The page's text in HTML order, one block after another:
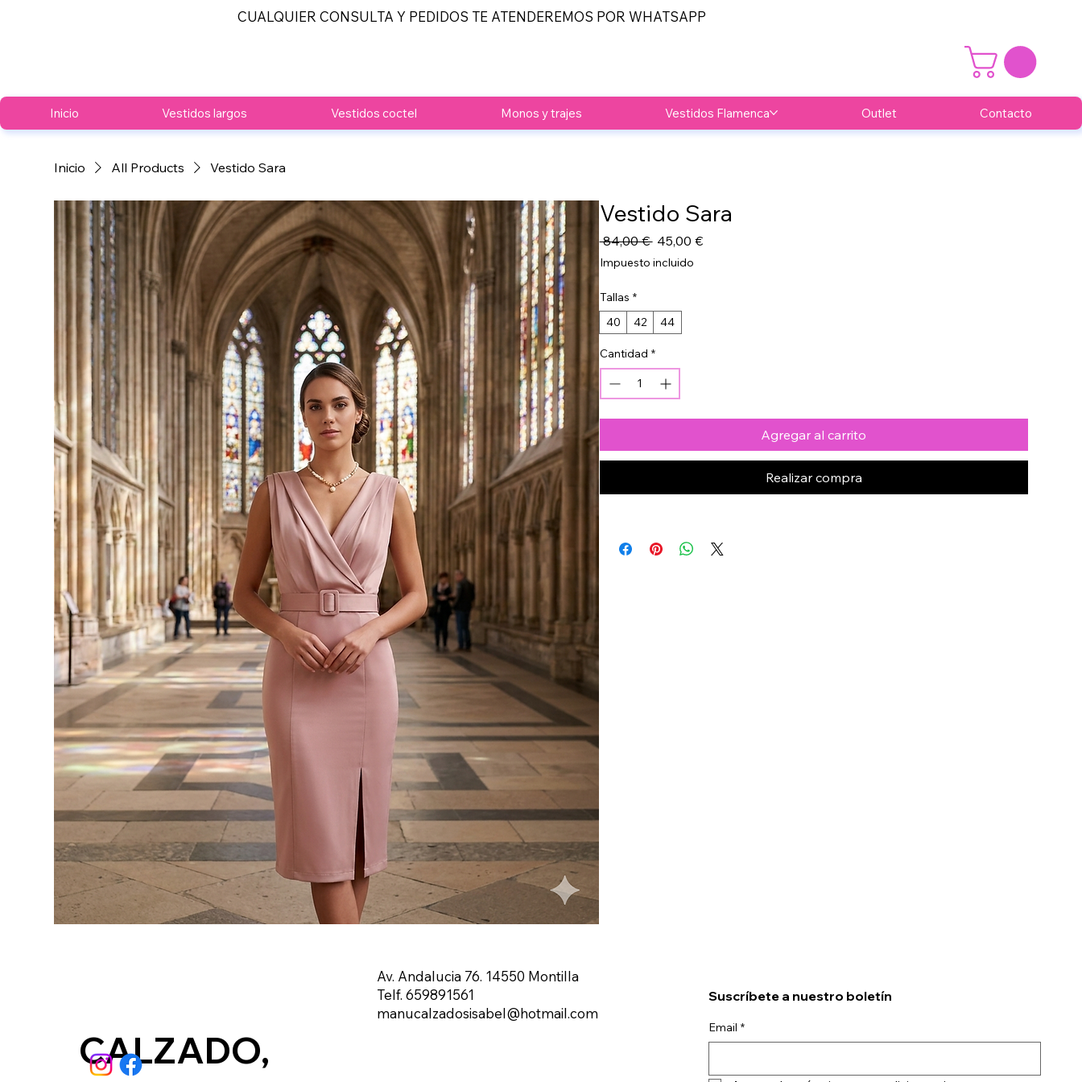
CUALQUIER CONSULTA Y PEDIDOS TE ATENDEREMOS POR WHATSAPP
Inicio Vestidos largos Vestidos coctel Monos y trajes Vestidos Flamenca Outlet Contacto
Inicio All Products Vestido Sara
Vestido Sara
84,00 € Precio
45,00 €Precio
Impuesto incluido
Tallas *
40
42 44
Cantidad *
Agregar al carrito
Realizar compra
CALZADO,
Av. Andalucia 76. 14550 Montilla
Telf. 659891561
manucalzadosisabel@hotmail.com
Suscríbete a nuestro boletín
Email *